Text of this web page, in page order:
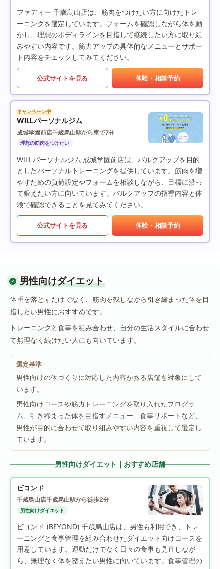
ファディー 千歳烏山店は、筋肉をつけたい方に向けたトレ
ーニングを選定しています。フォームを確認しながら体を動
かし、理想のボディラインを目指して継続したい方に取り組
みやすい内容です。筋力アップの具体的なメニューとサポー
ト内容をチェックしてみてください。
公式サイトを見る 体験・相談予約
キャンペーン中
WILLパーソナルジム
成城学園前店千歳烏山駅から車で7分
理想の筋肉をつけたい
WILLパーソナルジム 成城学園前店は、バルクアップを目的
としたパーソナルトレーニングを提供しています。筋肉を増
やすための負荷設定やフォームを相談しながら、目標に沿っ
て鍛えたい方に向いています。バルクアップの指導内容と体
験で確認できることを見てみてください。
公式サイトを見る 体験・相談予約
男性向けダイエット
体重を落とすだけでなく、筋肉を残しながら引き締まった体を目
指したい男性におすすめです。
トレーニングと食事を組み合わせ、自分の生活スタイルに合わせ
て無理なく続けたい人にも向いています。
選定基準
男性向けの体づくりに対応した内容がある店舗を対象にして
います。
男性向けコースや筋力トレーニングを取り入れたプログラ
ム、引き締まった体を目指すメニュー、食事サポートなど、
男性が目的に合わせて取り組みやすい内容を重視して選定し
ています。
男性向けダイエット｜おすすめ店舗
ビヨンド
千歳烏山店千歳烏山駅から徒歩2分
男性向けダイエット
ビヨンド (BEYOND) 千歳烏山店は、男性も利用でき、トレ
ーニングと食事管理を組み合わせたダイエット向けコースを
用意しています。運動だけでなく日々の食事も見直しなが
ら、無理なく体を整えたい男性に向いています。食事管理の